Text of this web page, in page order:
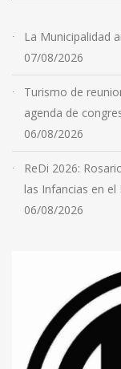
La Municipalidad
07/08/2026
Turismo de
agenda de
06/08/2026
ReDi 2026:
las Infancias en el
06/08/2026